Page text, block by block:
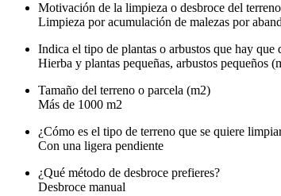
Motivación de la limpieza o desbroce del terreno
Limpieza por acumulación de malezas por
Indica el tipo de plantas o arbustos que hay que
Hierba y plantas pequeñas, arbustos pequeños
Tamaño del terreno o parcela (m2)
Más de 1000 m2
¿Cómo es el tipo de terreno que se quiere
Con una ligera pendiente
¿Qué método de desbroce prefieres?
Desbroce manual